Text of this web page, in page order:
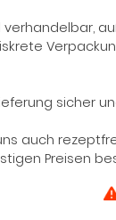
verhandelbar,
sicher
auch
Preisen